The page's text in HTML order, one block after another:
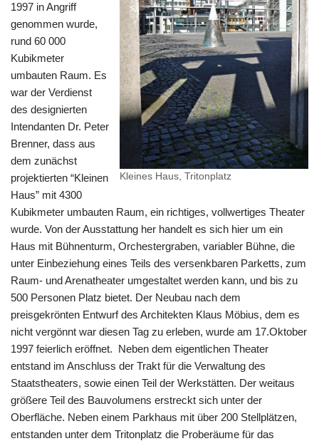
Kleines Haus, Tritonplatz
1997 in Angriff
genommen wurde,
rund 60 000
Kubikmeter
umbauten Raum. Es
war der Verdienst
des designierten
Intendanten Dr. Peter
Brenner, dass aus
dem zunächst
projektierten “Kleinen
Haus” mit 4300
Kubikmeter umbauten Raum, ein richtiges, vollwertiges Theater
wurde. Von der Ausstattung her handelt es sich hier um ein
Haus mit Bühnenturm, Orchestergraben, variabler Bühne, die
unter Einbeziehung eines Teils des versenkbaren Parketts, zum
Raum- und Arenatheater umgestaltet werden kann, und bis zu
500 Personen Platz bietet. Der Neubau nach dem
preisgekrönten Entwurf des Architekten Klaus Möbius, dem es
nicht vergönnt war diesen Tag zu erleben, wurde am 17.Oktober
1997 feierlich eröffnet. Neben dem eigentlichen Theater
entstand im Anschluss der Trakt für die Verwaltung des
Staatstheaters, sowie einen Teil der Werkstätten. Der weitaus
größere Teil des Bauvolumens erstreckt sich unter der
Oberfläche. Neben einem Parkhaus mit über 200 Stellplätzen,
entstanden unter dem Tritonplatz die Proberäume für das